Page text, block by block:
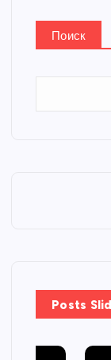
Поиск
Posts